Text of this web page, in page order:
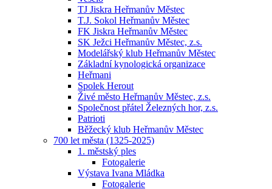
TJ Jiskra Heřmanův Městec
T.J. Sokol Heřmanův Městec
FK Jiskra Heřmanův Městec
SK Ježci Heřmanův Městec, z.s.
Modelářský klub Heřmanův Městec
Základní kynologická organizace
Heřmani
Spolek Herout
Živé město Heřmanův Městec, z.s.
Společnost přátel Železných hor, z.s.
Patrioti
Běžecký klub Heřmanův Městec
700 let města (1325-2025)
1. městský ples
Fotogalerie
Výstava Ivana Mládka
Fotogalerie